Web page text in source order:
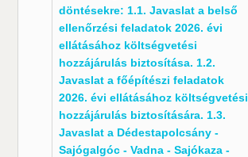
döntésekre: 1.1. Javaslat a belső
ellenőrzési feladatok 2026. évi
ellátásához költségvetési
hozzájárulás biztosítása. 1.2.
Javaslat a főépítészi feladatok
2026. évi ellátásához költségvetési
hozzájárulás biztosítására. 1.3.
Javaslat a Dédestapolcsány -
Sajógalgóc - Vadna - Sajókaza -